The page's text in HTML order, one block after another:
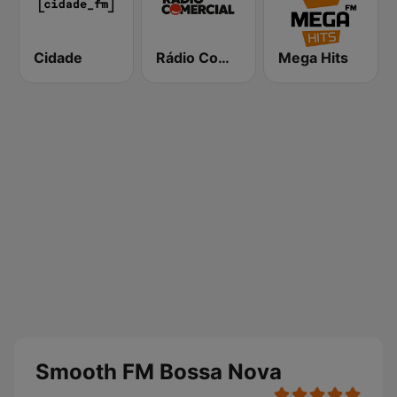
Cidade Rádio Comercial Mega Hits
Smooth FM Bossa Nova